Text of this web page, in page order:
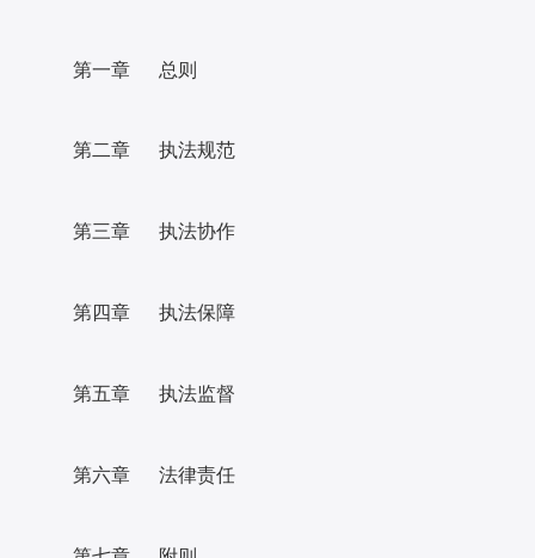
第一章 总则
第二章 执法规范
第三章 执法协作
第四章 执法保障
第五章 执法监督
第六章 法律责任